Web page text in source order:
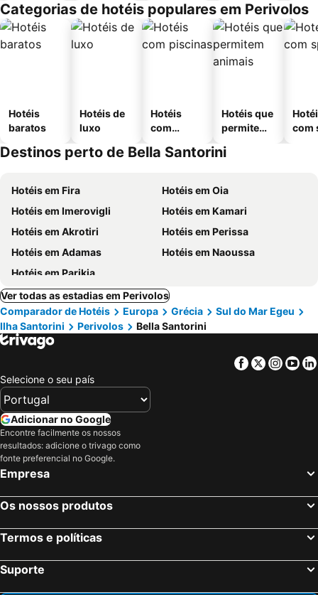
Categorias de hotéis populares em Perivolos
Hotéis
baratos
Hotéis de
luxo
Hotéis
com
Hotéis que
permitem
com
Destinos perto de Bella Santorini
Hotéis em Fira
Hotéis em Oia
Hotéis em Imerovigli
Hotéis em Kamari
Hotéis em Akrotiri
Hotéis em Perissa
Hotéis em Adamas
Hotéis em Naoussa
Hotéis em Parikia
Ver todas as estadias em Perivolos
Comparador de Hotéis
Europa Grécia
Sul do Mar Egeu
Ilha Santorini
Perivolos Bella Santorini
Facebook
Twitter
Selecione o seu país
Adicionar no Google
Encontre facilmente os nossos
resultados: adicione o trivago como
fonte preferencial no Google.
Empresa
Os nossos produtos
Termos e políticas
Suporte